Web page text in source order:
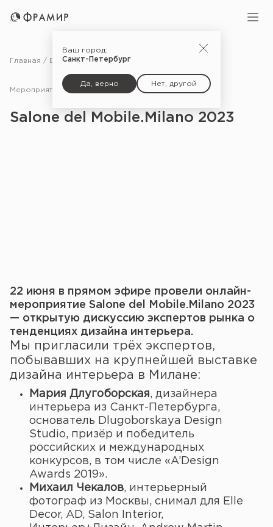
Ваш город:
Санкт-Петербург
Да, верно Нет, другой
Главная Блог Мероприятия
Мероприятия
Salone del Mobile.Milano 2023
22 июня в прямом эфире провели онлайн-
мероприятие Salone del Mobile.Milano 2023
— открытую дискуссию экспертов рынка о
тенденциях дизайна интерьера.
Мы пригласили трёх экспертов,
побывавших на крупнейшей выставке
дизайна интерьера в Милане:
Мария Длугоборская, дизайнера
интерьера из Санкт-Петербурга,
основатель Dlugoborskaya Design
Studio, призёр и победитель
российских и международных
конкурсов, в том числе «A’Design
Awards 2019».
Михаил Чекалов, интерьерный
фотограф из Москвы, снимал для Elle
Decor, AD, Salon Interior,